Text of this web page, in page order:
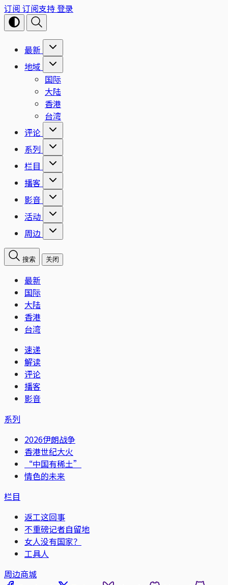
订阅 订阅支持登录
最新
地域
国际
大陆
香港
台湾
评论
系列
栏目
播客
影音
活动
周边
搜索 关闭
最新
国际
大陆
香港
台湾
速递
解读
评论
播客
影音
系列
2026伊朗战争
香港世纪大火
“中国有稀土”
情色的未来
栏目
返工这回事
不重磅记者自留地
女人没有国家？
工具人
周边商城